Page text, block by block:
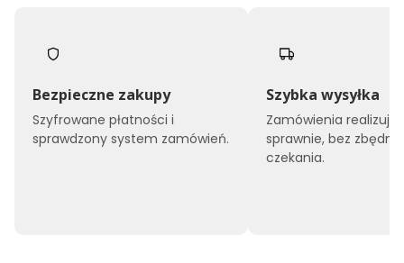
Bezpieczne zakupy
Szyfrowane płatności i
sprawdzony system zamówień.
Szybka wysyłka
Zamówienia
sprawnie, bez
czekania.